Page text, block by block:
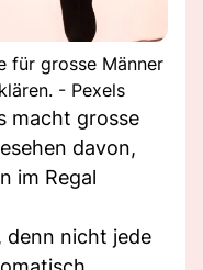
für grosse Männer
- Pexels
macht grosse
davon,
im Regal
nicht jede